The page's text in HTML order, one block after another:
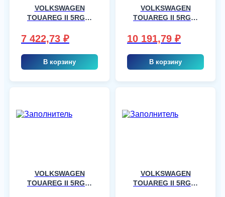
VOLKSWAGEN
TOUAREG II 5RGR,
7 422,73 ₽
В корзину
VOLKSWAGEN
TOUAREG II 5RGR,
10 191,79 ₽
В корзину
VOLKSWAGEN
TOUAREG II 5RGR,
VOLKSWAGEN
TOUAREG II 5RGR,